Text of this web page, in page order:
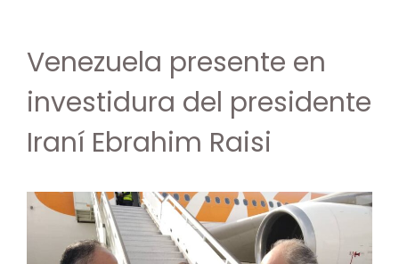
Venezuela presente en
investidura del presidente
Iraní Ebrahim Raisi